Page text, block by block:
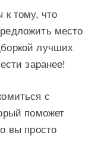
к тому, что
место
лучших
заранее!
с
поможет
вы просто